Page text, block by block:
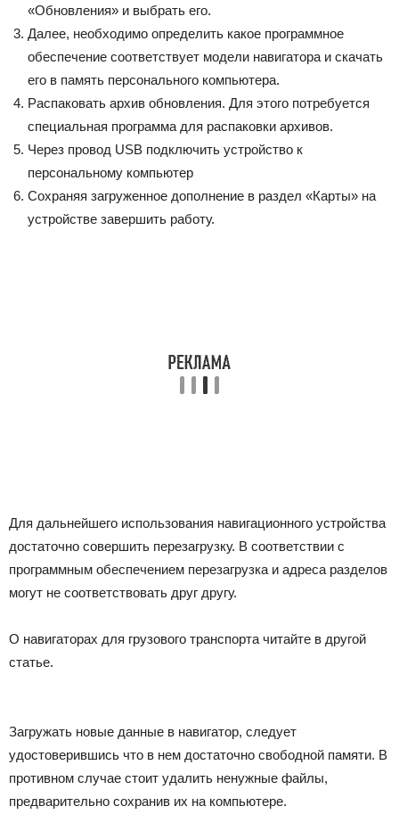
«Обновления» и выбрать его.
Далее, необходимо определить какое программное
обеспечение соответствует модели навигатора и скачать
его в память персонального компьютера.
Распаковать архив обновления. Для этого потребуется
специальная программа для распаковки архивов.
Через провод USB подключить устройство к
персональному компьютер
Сохраняя загруженное дополнение в раздел «Карты» на
устройстве завершить работу.
Для дальнейшего использования навигационного устройства
достаточно совершить перезагрузку. В соответствии с
программным обеспечением перезагрузка и адреса разделов
могут не соответствовать друг другу.
О навигаторах для грузового транспорта читайте в другой
статье.
Загружать новые данные в навигатор, следует
удостоверившись что в нем достаточно свободной памяти. В
противном случае стоит удалить ненужные файлы,
предварительно сохранив их на компьютере.